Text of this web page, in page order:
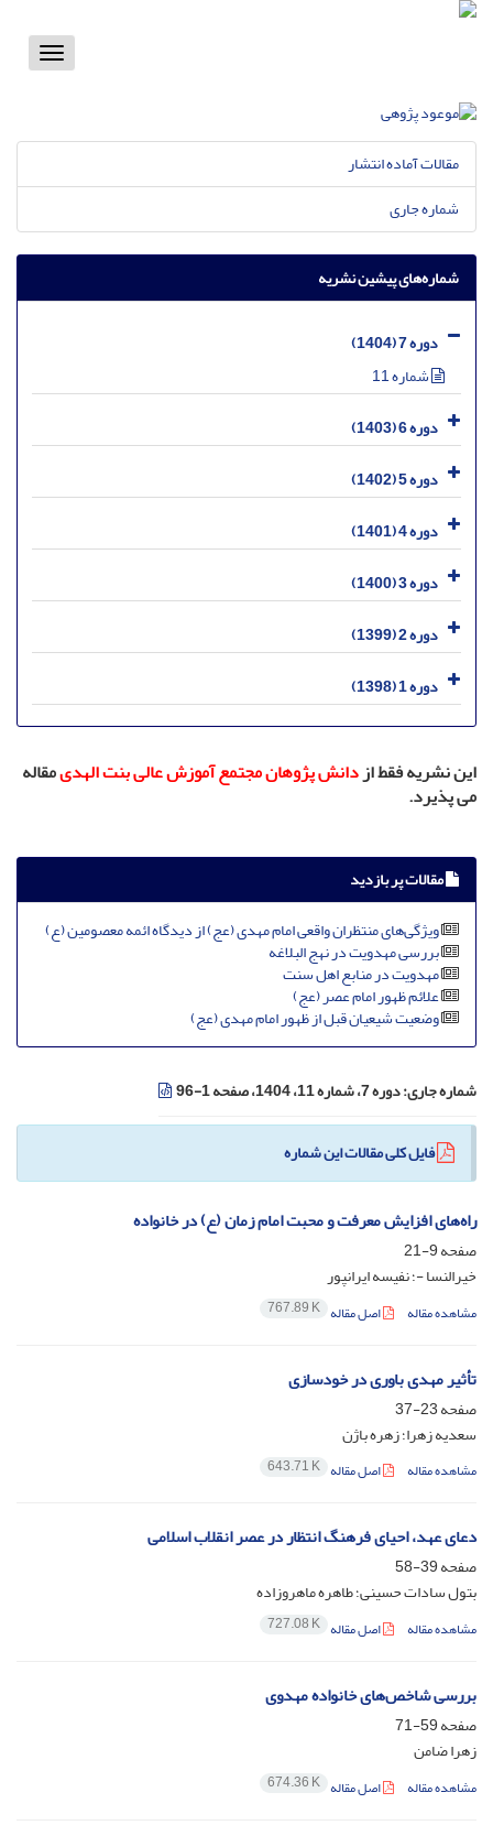
Toggle
مقالات آماده انتشار
شماره جاری
شماره‌های پیشین نشریه
دوره 7 (1404)
شماره 11
دوره 6 (1403)
دوره 5 (1402)
دوره 4 (1401)
دوره 3 (1400)
دوره 2 (1399)
دوره 1 (1398)
این نشریه فقط ازدانش پژوهان مجتمع آموزش عالی بنت الهدیمقاله
می پذیرد.
مقالات پر بازدید
ویژگی‌های منتظران واقعی امام مهدی (عج) از دیدگاه ائمه معصومین (ع)
بررسی مهدویت در نهج البلاغه
مهدویت در منابع اهل سنت
علائم ظهور امام عصر (عج)
وضعیت شیعیان قبل از ظهور امام مهدی (عج)
شماره جاری:دوره 7، شماره 11، 1404، صفحه 1-96
فایل کلی مقالات این شماره
راه‌های افزایش معرفت و محبت امام زمان (ع) در خانواده
صفحه9-21
خیرالنسا -؛ نفیسه ایرانپور
مشاهده مقاله اصل مقاله 767.89 K
تأثیر مهدی باوری در خودسازی
صفحه23-37
سعدیه زهرا؛ زهره باژن
مشاهده مقاله اصل مقاله 643.71 K
دعای عهد، احیای فرهنگ انتظار در عصر انقلاب اسلامی
صفحه39-58
بتول سادات حسینی؛ طاهره ماهروزاده
مشاهده مقاله اصل مقاله 727.08 K
بررسی شاخص‌های خانواده مهدوی
صفحه59-71
زهرا ضامن
مشاهده مقاله اصل مقاله 674.36 K